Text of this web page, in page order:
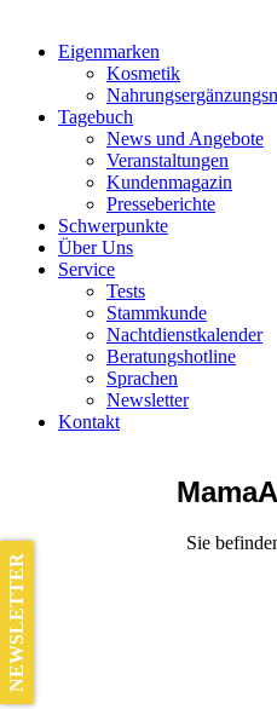
Eigenmarken
Kosmetik
Tagebuch
News und Angebote
Veranstaltungen
Kundenmagazin
Presseberichte
Schwerpunkte
Über Uns
Service
Tests
Stammkunde
Nachtdienstkalender
Beratungshotline
Sprachen
Newsletter
Kontakt
Sie
NEWSLETTER